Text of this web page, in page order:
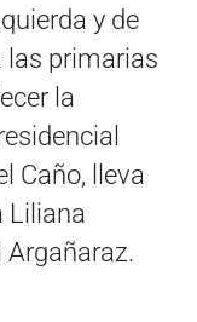
y de
las primarias
la
Caño, lleva
Liliana
Argañaraz.